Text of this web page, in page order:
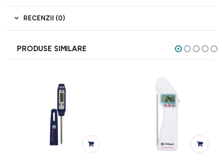
RECENZII (0)
PRODUSE SIMILARE